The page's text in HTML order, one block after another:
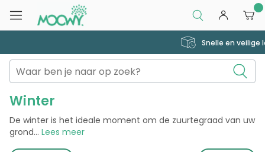
Snelle en veilige levering
Winter
De winter is het ideale moment om de zuurtegraad van uw
grond... Lees meer